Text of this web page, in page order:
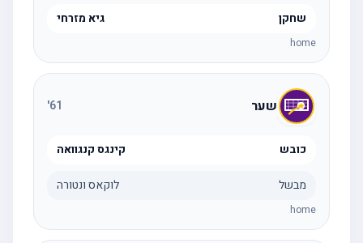
שחקן גיא מזרחי
home
שער 61
'
כובש קינגס קנגוואה
מבשל לוקאס ונטורה
home